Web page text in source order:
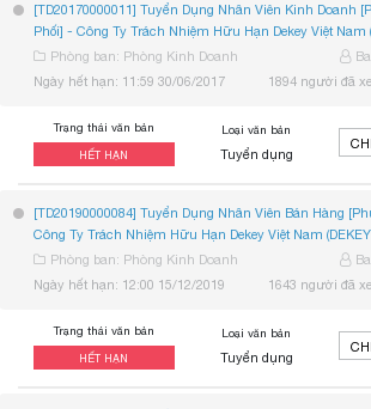
[TD20170000011] Tuyển Dụng Nhân Viên Kinh Doanh
Phối] - Công Ty Trách Nhiệm Hữu Hạn Dekey Việt Nam
hiện là đối tác phân... ...
Phòng ban: Phòng Kinh Doanh
Ngày hết hạn: 11:59 30/06/2017
1894 người đã
Trạng thái văn bản
HẾT HẠN
Loại văn bản
Tuyển dụng
[TD20190000084] Tuyển Dụng Nhân Viên Bán Hàng
Công Ty Trách Nhiệm Hữu Hạn Dekey Việt Nam (DEKEY
tác phân......
Phòng ban: Phòng Kinh Doanh
Ngày hết hạn: 12:00 15/12/2019
1643 người đã
Trạng thái văn bản
HẾT HẠN
Loại văn bản
Tuyển dụng